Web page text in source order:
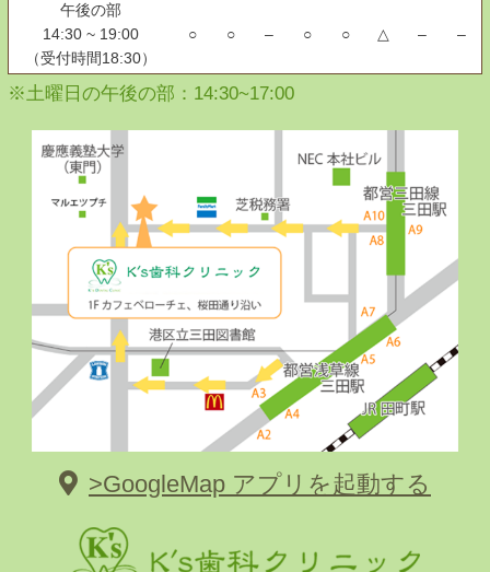
午後の部
14:30 ~ 19:00
（受付時間18:30）
○ ○ – ○ ○ △ – –
※土曜日の午後の部：14:30~17:00
>GoogleMap アプリを起動する